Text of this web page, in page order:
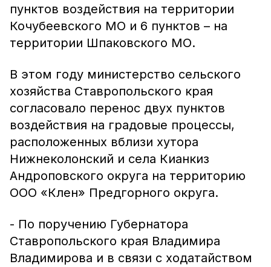
пунктов воздействия на территории
Кочубеевского МО и 6 пунктов – на
территории Шпаковского МО.
В этом году министерство сельского
хозяйства Ставропольского края
согласовало перенос двух пунктов
воздействия на градовые процессы,
расположенных вблизи хутора
Нижнеколонский и села Кианкиз
Андроповского округа на территорию
ООО «Клен» Предгорного округа.
- По поручению Губернатора
Ставропольского края Владимира
Владимирова и в связи с ходатайством